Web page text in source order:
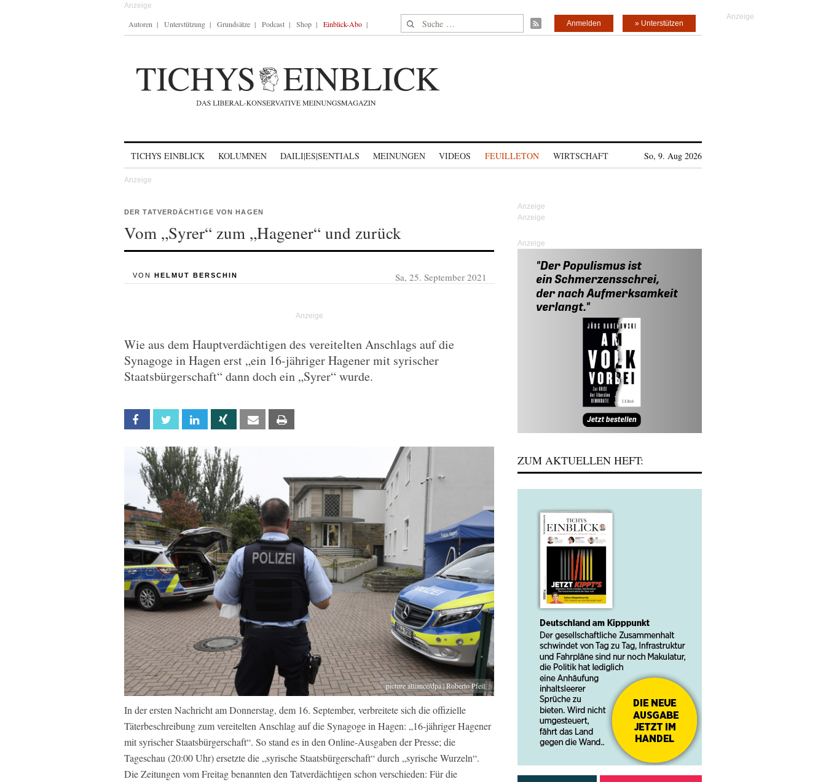
Autoren Unterstützung Grundsätze Podcast Shop Einblick-Abo Suche nach: » Unterstützen
Anmelden
TICHYS EINBLICK KOLUMNEN DAILI|ES|SENTIALS MEINUNGEN VIDEOS FEUILLETON WIRTSCHAFT So, 9. Aug 2026
DER TATVERDÄCHTIGE VON HAGEN
Vom „Syrer“ zum „Hagener“ und zurück
VON HELMUT BERSCHIN Sa, 25. September 2021
Wie aus dem Hauptverdächtigen des vereitelten Anschlags auf die
Synagoge in Hagen erst „ein 16-jähriger Hagener mit syrischer
Staatsbürgerschaft“ dann doch ein „Syrer“ wurde.
Facebook Twitter Linkedin Xing Email
picture alliance/dpa | Roberto Pfeil
In der ersten Nachricht am Donnerstag, dem 16. September, verbreitete sich die offizielle
Täterbeschreibung zum vereitelten Anschlag auf die Synagoge in Hagen: „16-jähriger Hagener
mit syrischer Staatsbürgerschaft“. So stand es in den Online-Ausgaben der Presse; die
Tageschau (20:00 Uhr) ersetzte die „syrische Staatsbürgerschaft“ durch „syrische Wurzeln“.
Die Zeitungen vom Freitag benannten den Tatverdächtigen schon verschieden: Für die
Anzeige
ZUM AKTUELLEN HEFT: